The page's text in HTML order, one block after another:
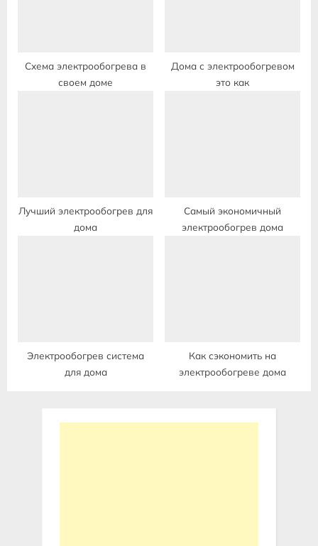
Схема электрообогрева в
своем доме
Дома с электрообогревом
это как
Лучший электрообогрев для
дома
Самый экономичный
электрообогрев дома
Электрообогрев система
для дома
Как сэкономить на
электрообогреве дома